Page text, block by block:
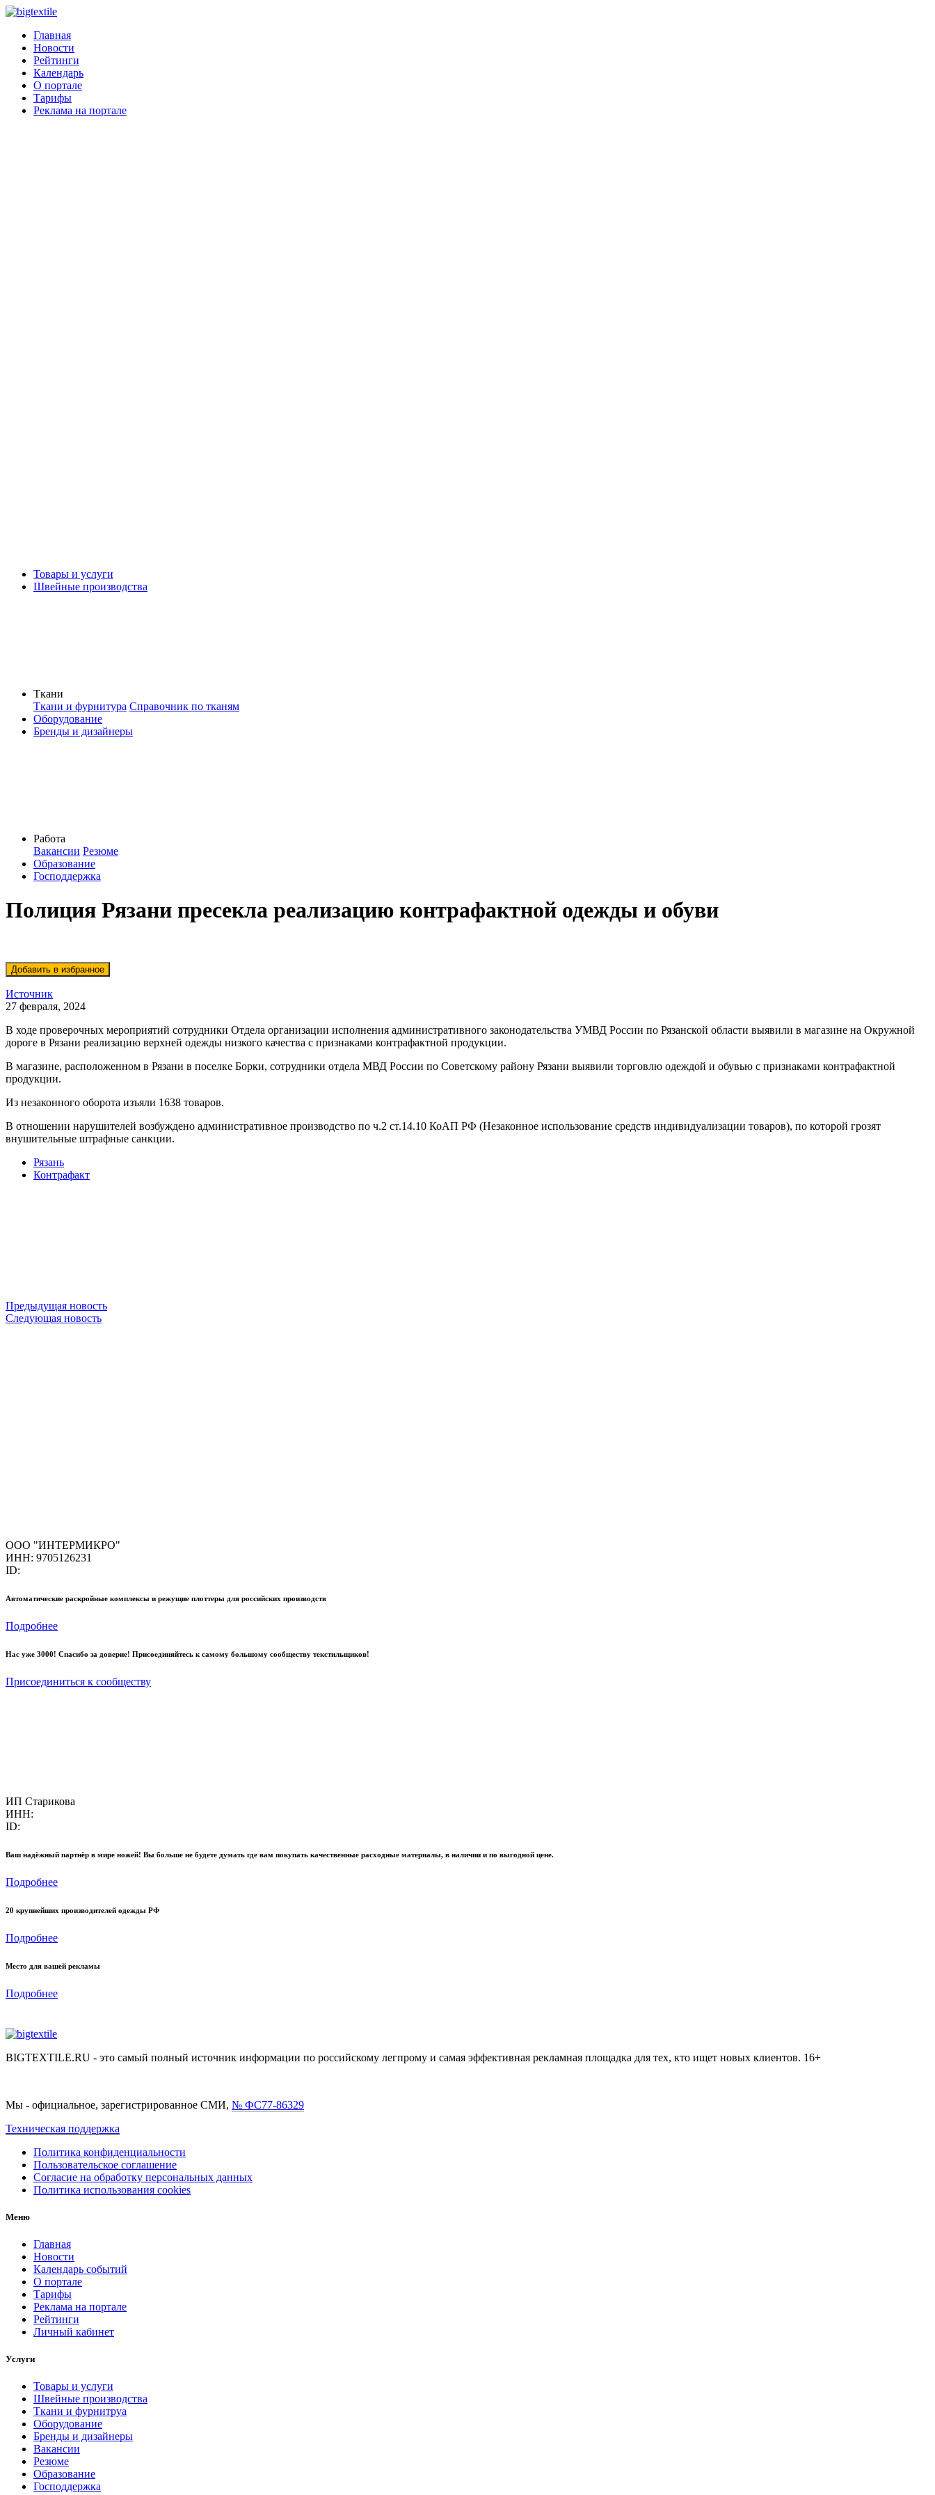
Главная
Новости
Рейтинги
Календарь
О портале
Тарифы
Реклама на портале
Товары и услуги
Швейные производства
Ткани
Ткани и фурнитура Справочник по тканям
Оборудование
Бренды и дизайнеры
Работа
Вакансии Резюме
Образование
Господдержка
Полиция Рязани пресекла реализацию контрафактной одежды и обуви
Источник
27 февраля, 2024
В ходе проверочных мероприятий сотрудники Отдела организации исполнения административного законодательства УМВД России по Рязанской области выявили в магазине на Окружной
дороге в Рязани реализацию верхней одежды низкого качества с признаками контрафактной продукции.
В магазине, расположенном в Рязани в поселке Борки, сотрудники отдела МВД России по Советскому району Рязани выявили торговлю одеждой и обувью с признаками контрафактной
продукции.
Из незаконного оборота изъяли 1638 товаров.
В отношении нарушителей возбуждено административное производство по ч.2 ст.14.10 КоАП РФ (Незаконное использование средств индивидуализации товаров), по которой грозят
внушительные штрафные санкции.
Рязань
Контрафакт
Предыдущая новость
Следующая новость
ООО "ИНТЕРМИКРО"
ИНН: 9705126231
ID:
Автоматические раскройные комплексы и режущие плоттеры для российских производств
Подробнее
Нас уже 3000! Спасибо за доверие! Присоединяйтесь к самому большому сообществу текстильщиков!
Присоединиться к сообществу
ИП Старикова
ИНН:
ID:
Ваш надёжный партнёр в мире ножей! Вы больше не будете думать где вам покупать качественные расходные материалы, в наличии и по выгодной цене.
Подробнее
20 крупнейших производителей одежды РФ
Подробнее
Место для вашей рекламы
Подробнее
BIGTEXTILE.RU - это самый полный источник информации по российскому легпрому и самая эффективная рекламная площадка для тех, кто ищет новых клиентов. 16+
Мы - официальное, зарегистрированное СМИ, № ФС77-86329
Техническая поддержка
Политика конфиденциальности
Пользовательское соглашение
Согласие на обработку персональных данных
Политика использования cookies
Меню
Главная
Новости
Календарь событий
О портале
Тарифы
Реклама на портале
Рейтинги
Личный кабинет
Услуги
Товары и услуги
Швейные производства
Ткани и фурнитруа
Оборудование
Бренды и дизайнеры
Вакансии
Резюме
Образование
Господдержка